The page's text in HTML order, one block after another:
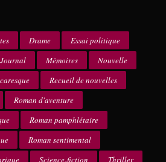
Drame
Essai politique
Journal Mémoires
Nouvelle
Recueil de nouvelles
Roman d'aventure
Roman pamphlétaire
Roman sentimental
Science-fiction Thriller